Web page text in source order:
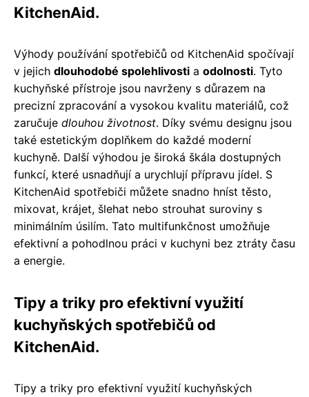
KitchenAid.
Výhody používání spotřebičů od KitchenAid spočívají
v jejich dlouhodobé spolehlivosti a odolnosti. Tyto
kuchyňské přístroje jsou navrženy s důrazem na
precizní zpracování a vysokou kvalitu materiálů, což
zaručuje dlouhou životnost. Díky svému designu jsou
také estetickým doplňkem do každé moderní
kuchyně. Další výhodou je široká škála dostupných
funkcí, které usnadňují a urychlují přípravu jídel. S
KitchenAid spotřebiči můžete snadno hníst těsto,
mixovat, krájet, šlehat nebo strouhat suroviny s
minimálním úsilím. Tato multifunkčnost umožňuje
efektivní a pohodlnou práci v kuchyni bez ztráty času
a energie.
Tipy a triky pro efektivní využití
kuchyňských spotřebičů od
KitchenAid.
Tipy a triky pro efektivní využití kuchyňských